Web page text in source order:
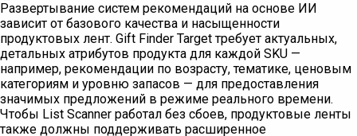
Развертывание систем рекомендаций на основе ИИ
зависит от базового качества и насыщенности
продуктовых лент. Gift Finder Target требует актуальных,
детальных атрибутов продукта для каждой SKU —
например, рекомендации по возрасту, тематике, ценовым
категориям и уровню запасов — для предоставления
значимых предложений в режиме реального времени.
Чтобы List Scanner работал без сбоев, продуктовые ленты
также должны поддерживать расширенное